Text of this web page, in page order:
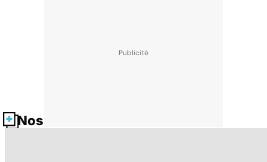
Nos fiches santé